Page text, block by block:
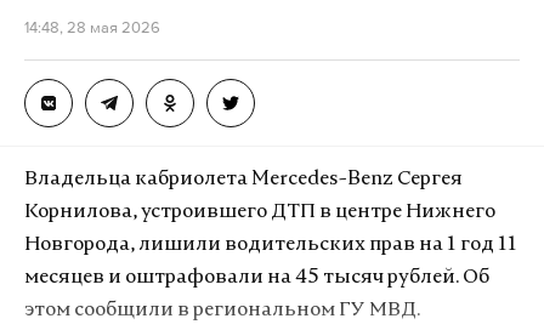
14:48, 28 мая 2026
Владельца кабриолета Mercedes-Benz Сергея
Корнилова, устроившего ДТП в центре Нижнего
Новгорода, лишили водительских прав на 1 год 11
месяцев и оштрафовали на 45 тысяч рублей. Об
этом сообщили в региональном ГУ МВД.